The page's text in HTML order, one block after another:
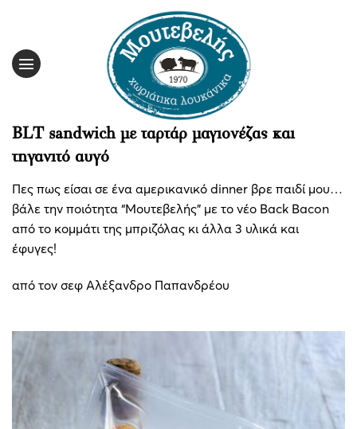
content
BLT sandwich με ταρτάρ μαγιονέζας και
τηγανιτό αυγό
Πες πως είσαι σε ένα αμερικανικό dinner βρε παιδί μου…
βάλε την ποιότητα “Μουτεβελής” με το νέο Back Bacon
από το κομμάτι της μπριζόλας κι άλλα 3 υλικά και
έφυγες!
από τον σεφ Αλέξανδρο Παπανδρέου